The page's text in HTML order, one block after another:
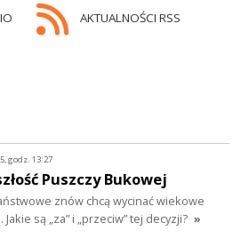
AKTUALNOŚCI RSS
godz. 13:27
Puszczy Bukowej
znów chcą wycinać wiekowe
są „za” i „przeciw” tej decyzji? »